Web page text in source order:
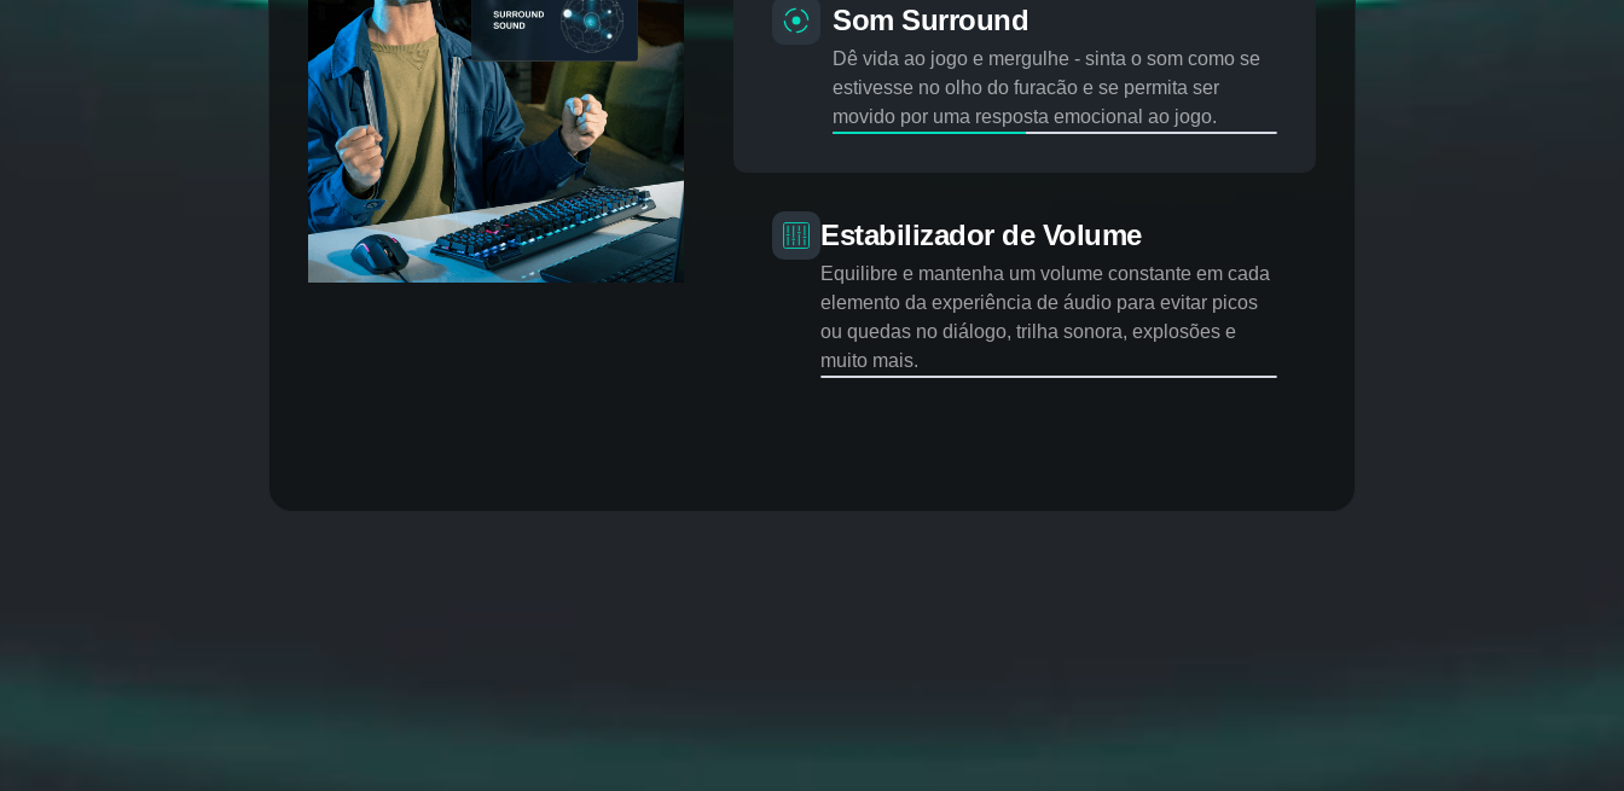
Som Surround
Dê vida ao jogo e mergulhe - sinta o som como se
estivesse no olho do furacão e se permita ser movido por
uma resposta emocional ao jogo.
Estabilizador de Volume
Equilibre e mantenha um volume constante em cada
elemento da experiência de áudio para evitar picos ou
quedas no diálogo, trilha sonora, explosões e muito mais.